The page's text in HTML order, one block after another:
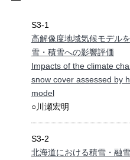
S3-1
高解像度地域気候モデル
雪・積雪への影響評価
Impacts of the climate
snow cover assessed by
model
○川瀬宏明
S3-2
北海道における積雪・融